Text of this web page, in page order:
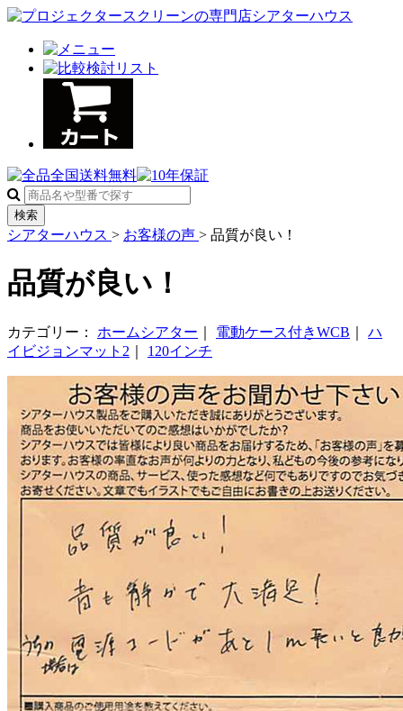
検索
シアターハウス > お客様の声 > 品質が良い！
品質が良い！
カテゴリー： ホームシアター 電動ケース付きWCB
ハ
イビジョンマット2
120インチ